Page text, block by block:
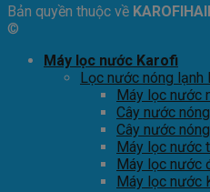
Bản quyền thuộc về
©
Máy lọc nước Karofi
Lọc nước nóng lạnh
Máy lọc nước
Cây nước
Cây nước
Máy lọc nước
Máy lọc nước
Máy lọc nước